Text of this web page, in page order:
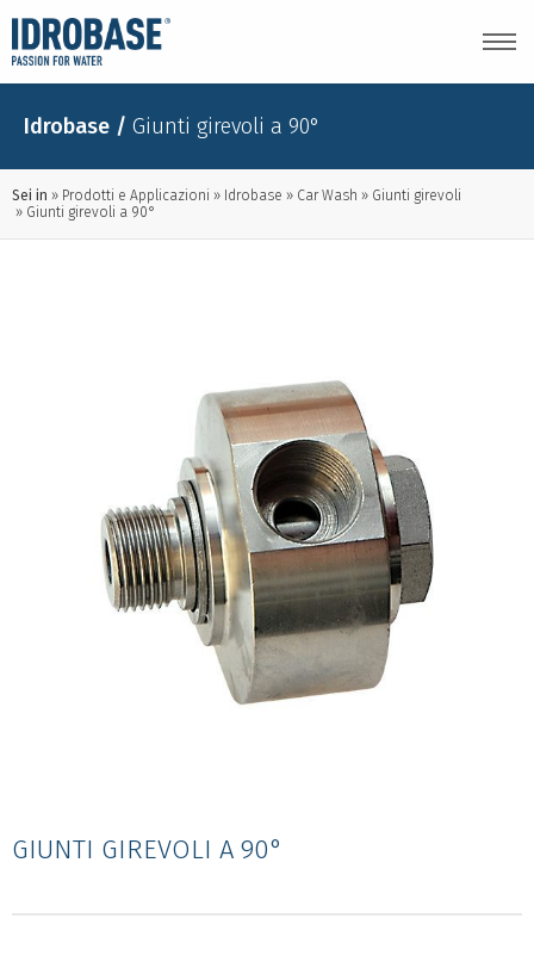
Idrobase / Giunti girevoli a 90°
Sei in Prodotti e Applicazioni Idrobase Car Wash
Giunti girevoli
Giunti girevoli a 90°
GIUNTI GIREVOLI A 90°